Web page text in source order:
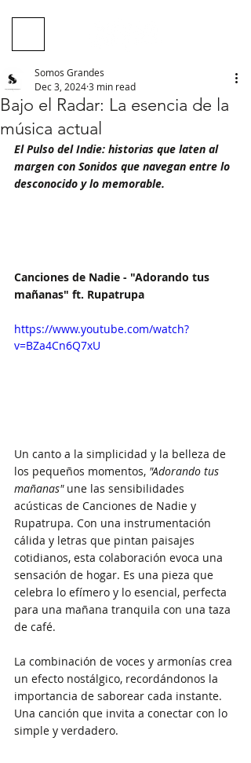
Bajo el Radar: La esencia de la
música actual
Somos Grandes
Dec 3, 20243 min read
El Pulso del Indie: historias que laten al
margen con Sonidos que navegan entre lo
desconocido y lo memorable.
Canciones de Nadie - "Adorando tus
mañanas" ft. Rupatrupa
https://www.youtube.com/watch?
v=BZa4Cn6Q7xU
Un canto a la simplicidad y la belleza de
los pequeños momentos, "Adorando tus
mañanas" une las sensibilidades
acústicas de Canciones de Nadie y
Rupatrupa. Con una instrumentación
cálida y letras que pintan paisajes
cotidianos, esta colaboración evoca una
sensación de hogar. Es una pieza que
celebra lo efímero y lo esencial, perfecta
para una mañana tranquila con una taza
de café.
La combinación de voces y armonías crea
un efecto nostálgico, recordándonos la
importancia de saborear cada instante.
Una canción que invita a conectar con lo
simple y verdadero.